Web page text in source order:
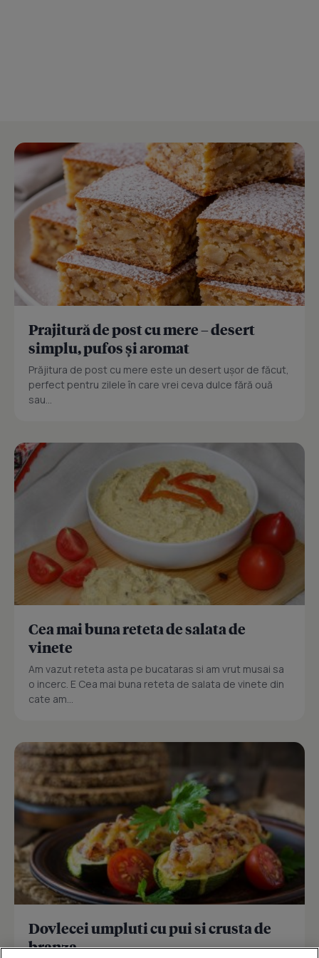
Prajitură de post cu mere – desert
simplu, pufos și aromat
Prăjitura de post cu mere este un desert ușor de făcut,
perfect pentru zilele în care vrei ceva dulce fără ouă
sau...
Cea mai buna reteta de salata de
vinete
Am vazut reteta asta pe bucataras si am vrut musai sa
o incerc. E Cea mai buna reteta de salata de vinete din
cate am...
Dovlecei umpluti cu pui si crusta de
branza